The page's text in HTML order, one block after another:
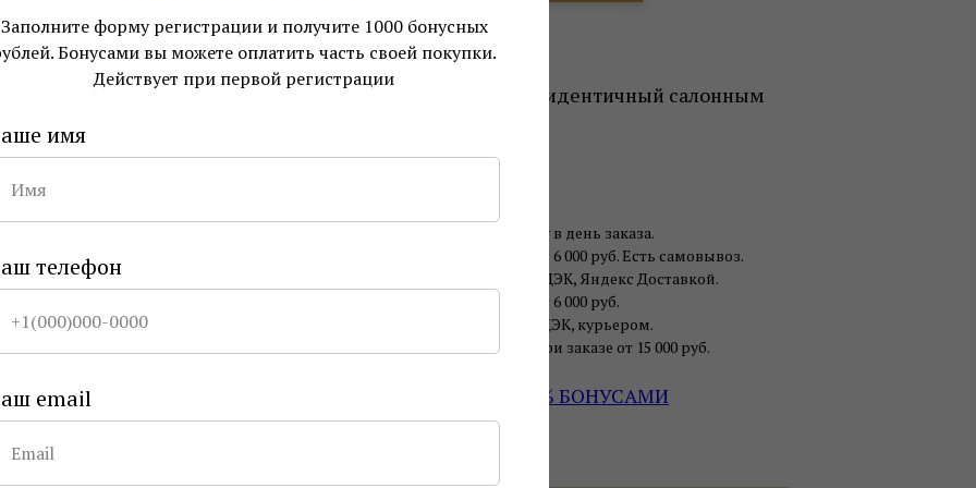
Заполните форму регистрации и получите 1000 бонусных
Бонусами вы можете оплатить часть своей покупки.
Действует при первой регистрации
имя
телефон
email
Купить в 1 клик
– Создаёт эффект идентичный салонным
– СтранаКорея
— По Санкт-Петербургу в день заказа.
Бесплатная доставка от 6 000 руб. Есть самовывоз.
— По Москве почтой, СДЭК, Яндекс Доставкой.
Бесплатная доставка от 6 000 руб.
— По России почтой, СДЭК, курьером.
Бесплатная доставка при заказе от 15 000 руб.
ОПЛАТИТЬ ДО 30% БОНУСАМИ